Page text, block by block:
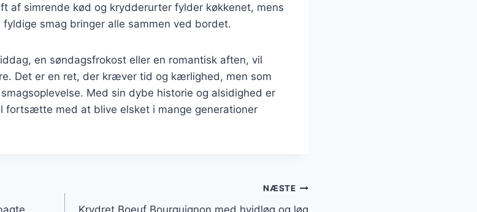
af simrende kød og krydderurter fylder køkkenet, mens
smag bringer alle sammen ved bordet.
en søndagsfrokost eller en romantisk aften, vil
Det er en ret, der kræver tid og kærlighed, men som
Med sin dybe historie og alsidighed er
fortsætte med at blive elsket i mange generationer
NÆSTE
Krydret Boeuf Bourguignon med hvidløg og løg